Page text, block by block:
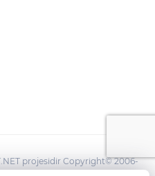
projesidir Copyright© 2006-